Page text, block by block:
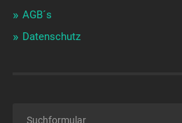
AGB´s
Datenschutz